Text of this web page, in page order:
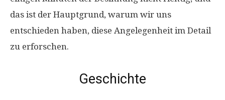
das ist der Hauptgrund, warum wir uns
entschieden haben, diese Angelegenheit im Detail
zu erforschen.
Geschichte